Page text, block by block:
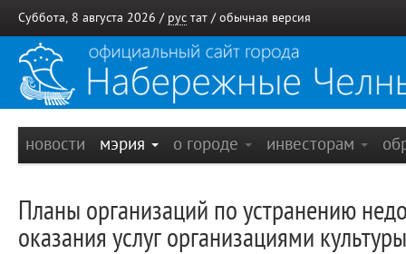
Суббота, 8 августа 2026 / рус тат / обычная версия
новости мэрия о городе инвесторам
Планы организаций по устранению
оказания услуг организациями